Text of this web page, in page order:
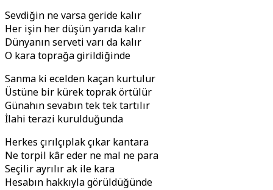
Sevdiğin ne varsa geride kalır
Her işin her düşün yarıda kalır
Dünyanın serveti varı da kalır
O kara toprağa girildiğinde
Sanma ki ecelden kaçan kurtulur
Üstüne bir kürek toprak örtülür
Günahın sevabın tek tek tartılır
İlahi terazi kurulduğunda
Herkes çırılçıplak çıkar kantara
Ne torpil kâr eder ne mal ne para
Seçilir ayrılır ak ile kara
Hesabın hakkıyla görüldüğünde